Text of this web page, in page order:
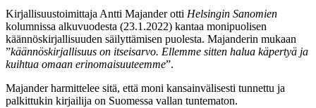
Kirjallisuustoimittaja Antti Majander otti Helsingin Sanomien
kolumnissa alkuvuodesta (23.1.2022) kantaa monipuolisen
käännöskirjallisuuden säilyttämisen puolesta. Majanderin mukaan
”käännöskirjallisuus on itseisarvo. Ellemme sitten halua käpertyä ja
kuihtua omaan erinomaisuuteemme”.
Majander harmittelee sitä, että moni kansainvälisesti tunnettu ja
palkittukin kirjailija on Suomessa vallan tuntematon.